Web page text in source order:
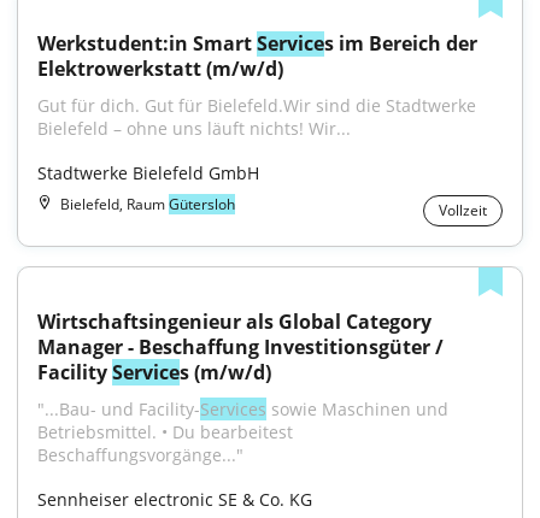
Werkstudent:in Smart Services im Bereich der
Elektrowerkstatt (m/w/d)
Gut für dich. Gut für Bielefeld.Wir sind die Stadtwerke
Bielefeld – ohne uns läuft nichts! Wir...
Stadtwerke Bielefeld GmbH
Bielefeld, RaumGütersloh Vollzeit
Wirtschaftsingenieur als Global Category
Manager - Beschaffung Investitionsgüter /
Facility Services (m/w/d)
"...Bau- und Facility-Services sowie Maschinen und
Betriebsmittel. • Du bearbeitest
Beschaffungsvorgänge..."
Sennheiser electronic SE & Co. KG